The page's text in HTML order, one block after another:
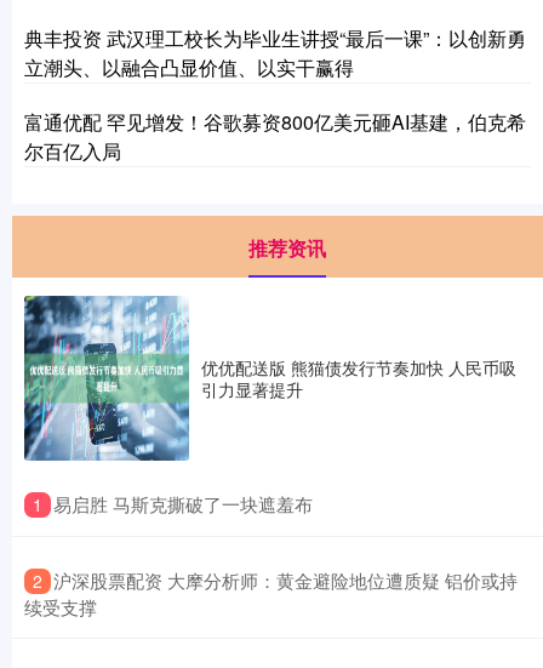
典丰投资 武汉理工校长为毕业生讲授“最后一课”：以创新勇
立潮头、以融合凸显价值、以实干赢得
富通优配 罕见增发！谷歌募资800亿美元砸AI基建，伯克希
尔百亿入局
推荐资讯
优优配送版 熊猫债发行节奏加快 人民币吸
引力显著提升
1 ​易启胜 马斯克撕破了一块遮羞布
2 ​沪深股票配资 大摩分析师：黄金避险地位遭质疑 铝价或持
续受支撑